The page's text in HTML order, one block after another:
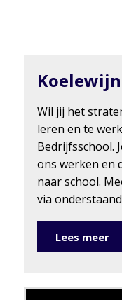
Wil jij het
leren en te
Bedrijfsschool.
ons werken en
naar school.
via
Lees meer